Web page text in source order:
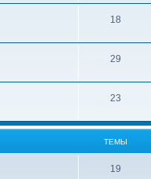
18
29
23
ТЕМЫ
19